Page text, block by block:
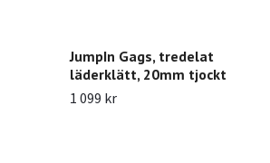
JumpIn Gags, tredelat
läderklätt, 20mm tjockt
1 099 kr